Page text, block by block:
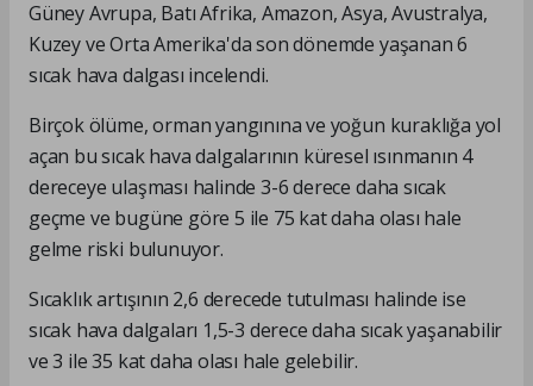
Güney Avrupa, Batı Afrika, Amazon, Asya, Avustralya,
Kuzey ve Orta Amerika'da son dönemde yaşanan 6
sıcak hava dalgası incelendi.
Birçok ölüme, orman yangınına ve yoğun kuraklığa yol
açan bu sıcak hava dalgalarının küresel ısınmanın 4
dereceye ulaşması halinde 3-6 derece daha sıcak
geçme ve bugüne göre 5 ile 75 kat daha olası hale
gelme riski bulunuyor.
Sıcaklık artışının 2,6 derecede tutulması halinde ise
sıcak hava dalgaları 1,5-3 derece daha sıcak yaşanabilir
ve 3 ile 35 kat daha olası hale gelebilir.